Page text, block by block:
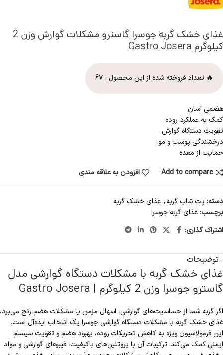
غذای خشک گربه جوسرا گاسترو مشکلات گوارش وزن 2
کیلوگرم Gastro Josera
🔥 تعداد فروخته شده از این محصول : 67
هضمی آسان
کمک به عملکرد روده
تقویت دستگاه گوارش
درخشندگی پوست و مو
حمایت از معده
Add to compare
افزودن به علاقه مندی
دسته: پت شاپ گربه, غذای خشک گربه
برچسب:غذای گربه جوسرا
اشتراک گذاری:
توضیحات
غذای خشک گربه با مشکلات دستگاه گوارشی مدل
گاسترو جوسرا وزن 2 کیلوگرم | Gastro Josera
اگر گربه شما از حساسیت‌های گوارشی، اسهال مزمن یا مشکلات هضم رنج می‌برد،
غذای خشک گربه با مشکلات دستگاه گوارشی جوسرا یک انتخاب ایده‌آل است.
این فرمولاسیون ویژه به کاهش تحریکات روده، بهبود هضم و تقویت سیستم
ایمنی کمک می‌کند. ترکیبات آن با پروتئین‌های باکیفیت، فیبرهای گوارشی و مواد